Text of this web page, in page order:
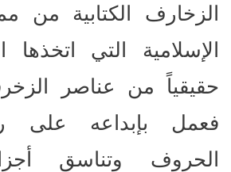
الزخارف الكتابية من
الإسلامية التي اتخذها
حقيقياً من عناصر
فعمل بإبداعه على
الحروف وتناسق